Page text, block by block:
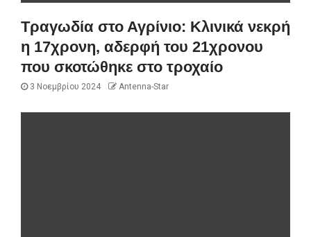
Τραγωδία στο Αγρίνιο: Κλινικά νεκρή
η 17χρονη, αδερφή του 21χρονου
που σκοτώθηκε στο τροχαίο
3 Νοεμβρίου 2024 Antenna-Star